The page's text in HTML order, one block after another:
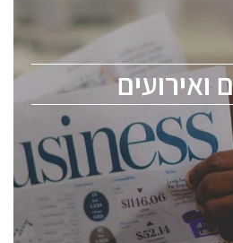
ואירועים
הסמיקונדקטור כולל מהנדסים,
ChipEx2026 will be held on
conference is intended for
semiconductor industry,
professional experts, and
לחץ לפרטים